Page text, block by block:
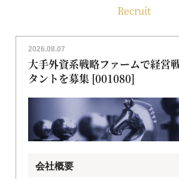
Recruit
2026.08.07
大手外資系戦略ファームで経営
タントを募集 [001080]
会社概要